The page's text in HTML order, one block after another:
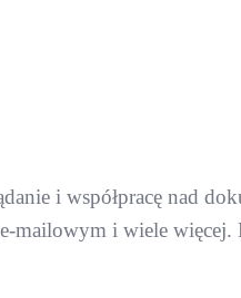
i współpracę nad
i wiele więcej.